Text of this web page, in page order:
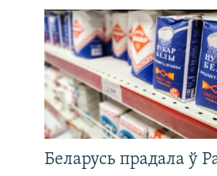
Беларусь прадала ў